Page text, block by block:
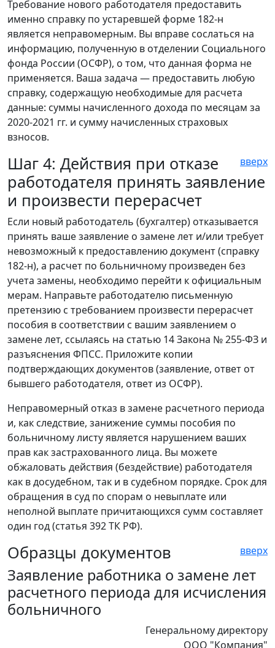
Требование нового работодателя предоставить
именно справку по устаревшей форме 182-н
является неправомерным. Вы вправе сослаться на
информацию, полученную в отделении Социального
фонда России (ОСФР), о том, что данная форма не
применяется. Ваша задача — предоставить любую
справку, содержащую необходимые для расчета
данные: суммы начисленного дохода по месяцам за
2020-2021 гг. и сумму начисленных страховых
взносов.
вверх
Шаг 4: Действия при отказе
работодателя принять заявление
и произвести перерасчет
Если новый работодатель (бухгалтер) отказывается
принять ваше заявление о замене лет и/или требует
невозможный к предоставлению документ (справку
182-н), а расчет по больничному произведен без
учета замены, необходимо перейти к официальным
мерам. Направьте работодателю письменную
претензию с требованием произвести перерасчет
пособия в соответствии с вашим заявлением о
замене лет, ссылаясь на статью 14 Закона № 255-ФЗ и
разъяснения ФПСС. Приложите копии
подтверждающих документов (заявление, ответ от
бывшего работодателя, ответ из ОСФР).
Неправомерный отказ в замене расчетного периода
и, как следствие, занижение суммы пособия по
больничному листу является нарушением ваших
прав как застрахованного лица. Вы можете
обжаловать действия (бездействие) работодателя
как в досудебном, так и в судебном порядке. Срок для
обращения в суд по спорам о невыплате или
неполной выплате причитающихся сумм составляет
один год (статья 392 ТК РФ).
вверх
Образцы документов
Заявление работника о замене лет
расчетного периода для исчисления
больничного
Генеральному директору
ООО "Компания"